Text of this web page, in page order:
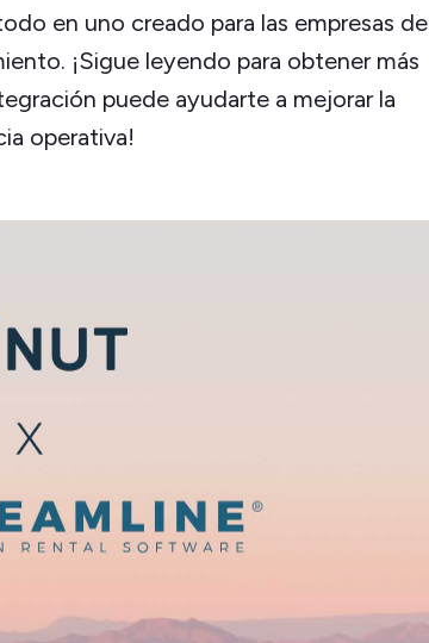
en uno creado para las empresas de
¡Sigue leyendo para obtener más
puede ayudarte a mejorar la
operativa!